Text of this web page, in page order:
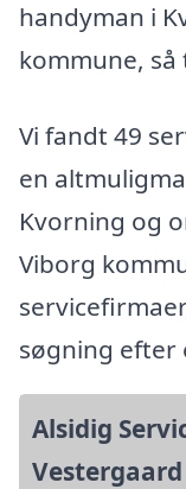
handyman i
kommune,
Vi fandt 49
en
Kvorning og
Viborg
søgning efter
Alsidig
Vestergaard